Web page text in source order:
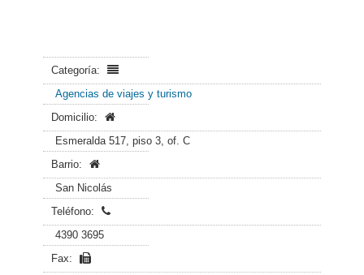
Categoría:
Agencias de viajes y turismo
Domicilio:
Esmeralda 517, piso 3, of. C
Barrio:
San Nicolás
Teléfono:
4390 3695
Fax: